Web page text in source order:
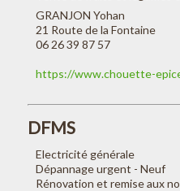
GRANJON Yohan
21 Route de la Fontaine
06 26 39 87 57
https://www.chouette-
DFMS
Electricité générale
Dépannage urgent - Neuf
Rénovation et remise aux